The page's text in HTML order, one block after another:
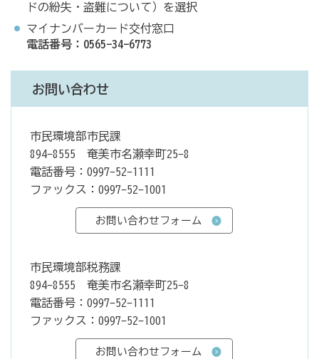
ドの紛失・盗難について）を選択
マイナンバーカード交付窓口
電話番号：0565-34-6773
お問い合わせ
市民環境部市民課
894-8555 奄美市名瀬幸町25-8
電話番号：0997-52-1111
ファックス：0997-52-1001
市民環境部税務課
894-8555 奄美市名瀬幸町25-8
電話番号：0997-52-1111
ファックス：0997-52-1001